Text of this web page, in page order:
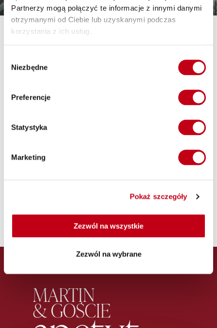
Partnerzy mogą połączyć te informacje z innymi danymi
otrzymanymi od Ciebie lub uzyskanymi podczas
korzystania z ich usług.
zgody
Niezbędne
Preferencje
Statystyka
Marketing
Pokaż szczegóły
Zezwól na wszystkie
Zezwól na wybrane
Bezpłatna konsultacja z
dietetykiem Maczfit
wątpliwości, jak dobrać dietę – skorzystaj z naszej infolinii
lub czatu i porozmawiaj z dietetykiem Maczfit. Rozwieje on
Będziesz pewien, że jesz tak, jak chcesz i dostarczasz
organizmowi wszystkich niezbędnych składników
dietetyk@maczfit.pl